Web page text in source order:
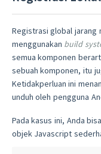
Registrasi global jarang
menggunakan build
semua komponen
sebuah komponen, itu
Ketidakperluan ini
unduh oleh pengguna
Pada kasus ini, Anda
objek Javascript